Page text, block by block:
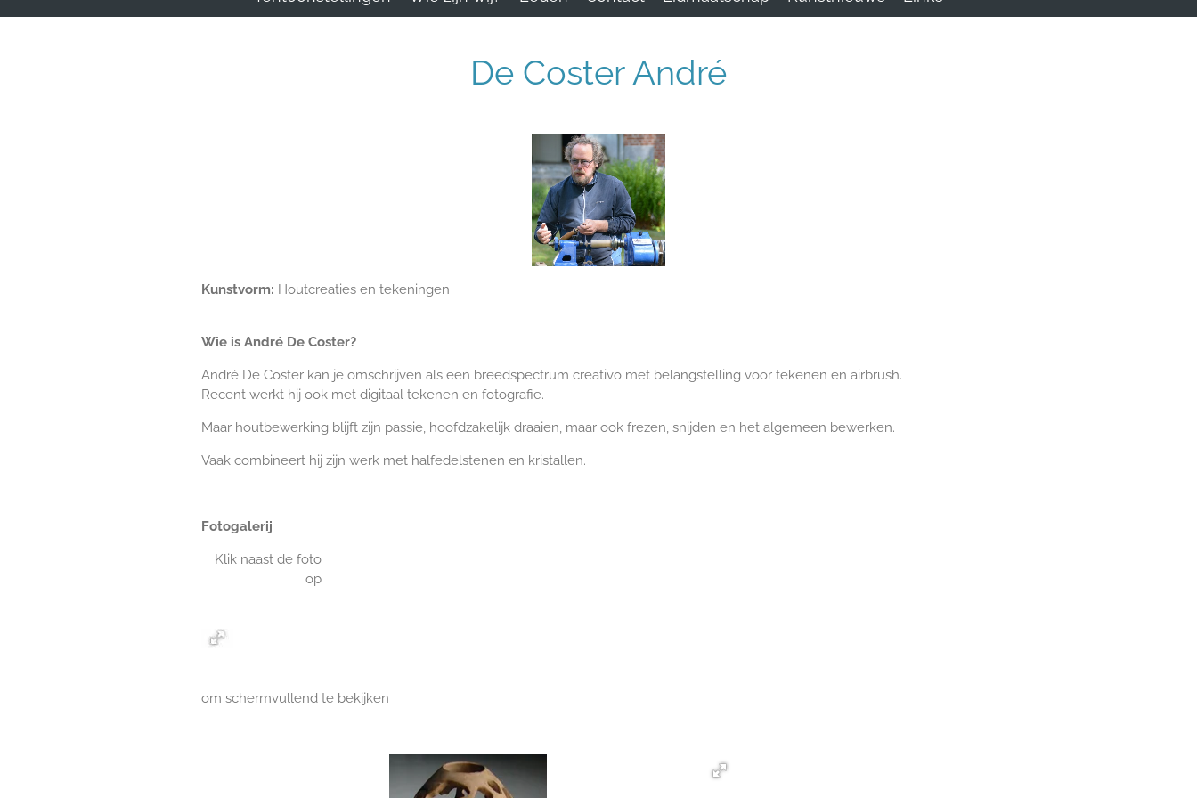
De Coster André
Kunstvorm: Houtcreaties en tekeningen
Wie is André De Coster?
André De Coster kan je omschrijven als een breedspectrum creativo met belangstelling voor tekenen en airbrush.
Recent werkt hij ook met digitaal tekenen en fotografie.
Maar houtbewerking blijft zijn passie, hoofdzakelijk draaien, maar ook frezen, snijden en het algemeen bewerken.
Vaak combineert hij zijn werk met halfedelstenen en kristallen.
Fotogalerij
Klik naast de foto
op
om schermvullend te bekijken